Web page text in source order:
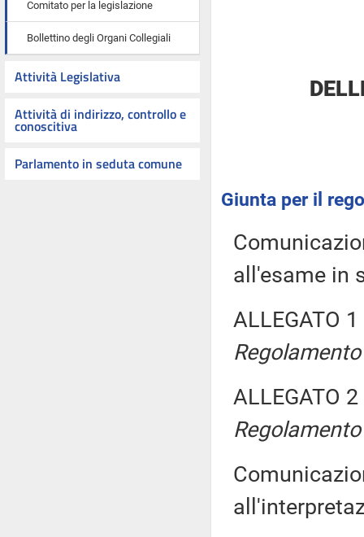
Comitato per la legislazione
Bollettino degli Organi Collegiali
Attività Legislativa
Attività di indirizzo, controllo e
conoscitiva
Parlamento in seduta comune
Giunta per il
all'esame in
ALLEGATO 1
ALLEGATO 2